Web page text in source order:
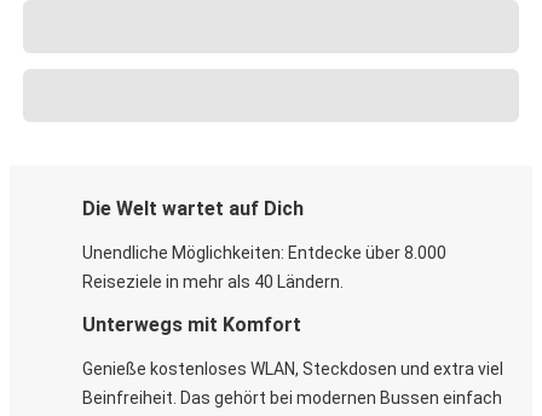
Die Welt wartet auf Dich
Unendliche Möglichkeiten: Entdecke über 8.000
Reiseziele in mehr als 40 Ländern.
Unterwegs mit Komfort
Genieße kostenloses WLAN, Steckdosen und extra viel
Beinfreiheit. Das gehört bei modernen Bussen einfach